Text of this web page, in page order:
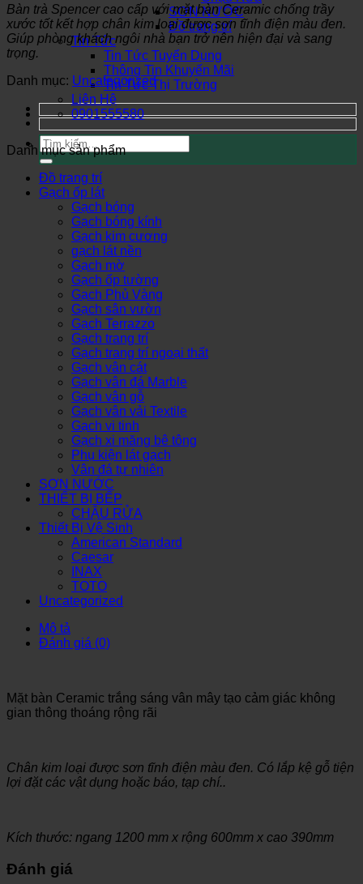
SƠN NƯỚC
Đồ trang trí
Tin Tức
Tin Tức Tuyển Dụng
Thông Tin Khuyến Mãi
Tin Tức Thị Trường
Liên Hệ
0901555580
Tìm
kiếm:
Bàn trà Spencer cao cấp với mặt bàn Ceramic chống trầy
xước tốt kết hợp chân kim loại được sơn tĩnh điện màu đen.
Giúp phòng khách ngôi nhà bạn trở nên hiện đại và sang
trọng.
Danh mục: Uncategorized
Danh mục sản phẩm
Đồ trang trí
Gạch ốp lát
Gạch bóng
Gạch bóng kính
Gạch kim cương
gạch lát nền
Gạch mờ
Gạch ốp tường
Gạch Phủ Vàng
Gạch sân vườn
Gạch Terrazzo
Gạch trang trí
Gạch trang trí ngoại thất
Gạch vân cát
Gạch vân đá Marble
Gạch vân gỗ
Gạch vân vải Textile
Gạch vi tinh
Gạch xi măng bê tông
Phụ kiện lát gạch
Vân đá tự nhiên
SƠN NƯỚC
THIẾT BỊ BẾP
CHẬU RỬA
Thiết Bị Vệ Sinh
American Standard
Caesar
INAX
TOTO
Uncategorized
Mô tả
Đánh giá (0)
Mặt bàn Ceramic trắng sáng vân mây tạo cảm giác không
gian thông thoáng rộng rãi
Chân kim loại được sơn tĩnh điện màu đen. Có lắp kệ gỗ tiện
lợi đặt các vật dụng hoặc báo, tạp chí..
Kích thước: ngang 1200 mm x rộng 600mm x cao 390mm
Đánh giá